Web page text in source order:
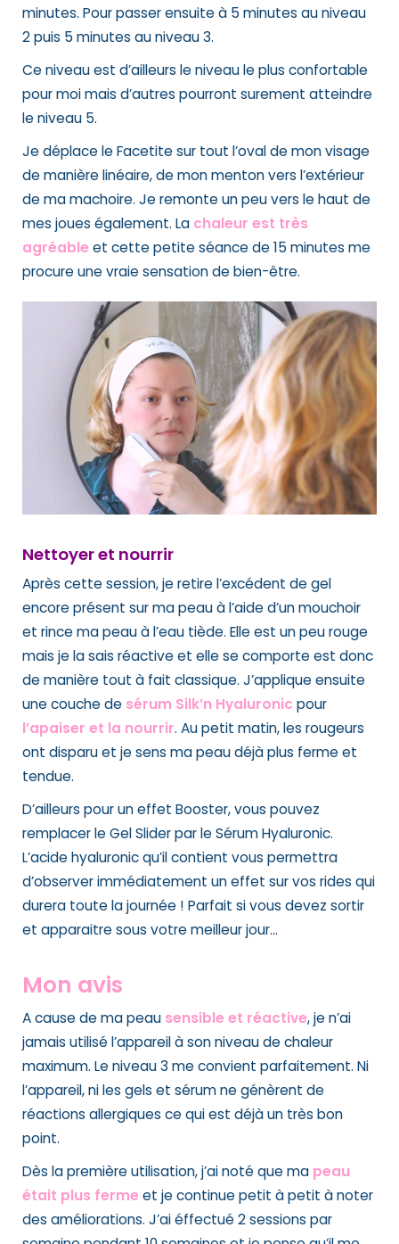
minutes. Pour passer ensuite à 5 minutes au niveau
2 puis 5 minutes au niveau 3.
Ce niveau est d’ailleurs le niveau le plus confortable
pour moi mais d’autres pourront surement atteindre
le niveau 5.
Je déplace le Facetite sur tout l’oval de mon visage
de manière linéaire, de mon menton vers l’extérieur
de ma machoire. Je remonte un peu vers le haut de
mes joues également. La chaleur est très
agréable et cette petite séance de 15 minutes me
procure une vraie sensation de bien-être.
Nettoyer et nourrir
Après cette session, je retire l’excédent de gel
encore présent sur ma peau à l’aide d’un mouchoir
et rince ma peau à l’eau tiède. Elle est un peu rouge
mais je la sais réactive et elle se comporte est donc
de manière tout à fait classique. J’applique ensuite
une couche de sérum Silk’n Hyaluronic pour
l’apaiser et la nourrir. Au petit matin, les rougeurs
ont disparu et je sens ma peau déjà plus ferme et
tendue.
D’ailleurs pour un effet Booster, vous pouvez
remplacer le Gel Slider par le Sérum Hyaluronic.
L’acide hyaluronic qu’il contient vous permettra
d’observer immédiatement un effet sur vos rides qui
durera toute la journée ! Parfait si vous devez sortir
et apparaitre sous votre meilleur jour…
Mon avis
A cause de ma peau sensible et réactive, je n’ai
jamais utilisé l’appareil à son niveau de chaleur
maximum. Le niveau 3 me convient parfaitement. Ni
l’appareil, ni les gels et sérum ne génèrent de
réactions allergiques ce qui est déjà un très bon
point.
Dès la première utilisation, j’ai noté que ma peau
était plus ferme et je continue petit à petit à noter
des améliorations. J’ai éffectué 2 sessions par